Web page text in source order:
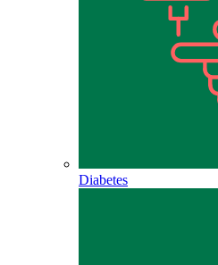
Diabetes